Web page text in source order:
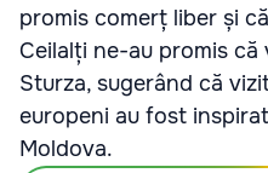
promis comerț liber și
Ceilalți ne-au promis că
Sturza, sugerând că
europeni au fost
Moldova.